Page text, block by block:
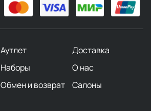
Аутлет
Доставка
Наборы
О нас
Обмен и возврат
Салоны